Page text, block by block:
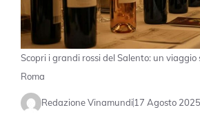
Scopri i grandi rossi del Salento: un viaggio
Roma
Redazione Vinamundi17 Agosto 2025